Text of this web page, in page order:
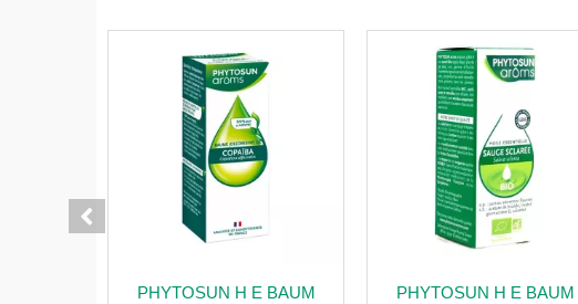
PHYTOSUN H E BAUM
PHYTOSUN H E BAUM